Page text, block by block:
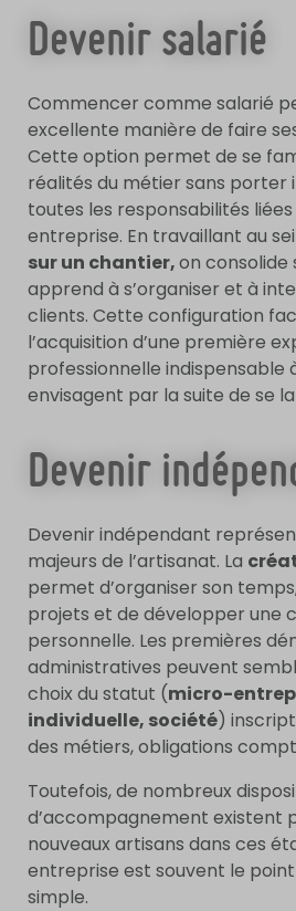
Devenir salarié
Commencer comme salarié
excellente manière de faire
Cette option permet de se
réalités du métier sans
toutes les responsabilités liées
entreprise. En travaillant au
sur un chantier,on consolide
apprend à s’organiser et à
clients. Cette configuration
l’acquisition d’une première
professionnelle indispensable
envisagent par la suite de se
Devenir
Devenir indépendant
majeurs de l’artisanat. La
permet d’organiser son
projets et de développer une
personnelle. Les premières
administratives peuvent
choix du statut (micro-
individuelle, société)
des métiers, obligations
Toutefois, de nombreux
d’accompagnement existent
nouveaux artisans dans ces
entreprise est souvent le
simple.